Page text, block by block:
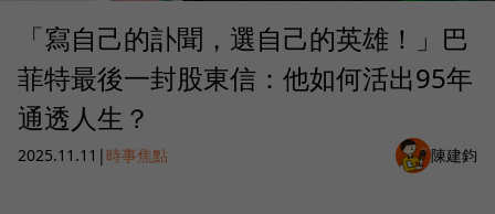
「寫自己的訃聞，選自己的英雄！」巴
菲特最後一封股東信：他如何活出95年
通透人生？
2025.11.11 | 時事焦點 陳建鈞